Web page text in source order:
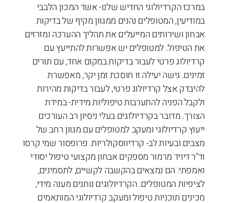
במרכז הקרדיולוגי החדיש שלנו- אשד המכון הלבבי
במודיעין, המטופלים נהנים ממגוון מקיף של בדיקות
אבחון ושירותים המייעלים את תהליך ההערכה ומזרזים
את הטיפול. למטופלים יש אפשרות להתייעץ עם
קרדיולוג פרטי לעבור בדיקות במקום אחד, עם תורים
זמינים. גישה יעילה זו חוסכת זמן יקר, מאפשרת
להיבדק אצל קרדיולוג פרטי, לעבור בדיקות מהירות
ולקבל הפניה להתערבות טיפוליות מידית- במידת
הצורך. מדובר בקרדיולוגים בעלי ניסיון רב העורכים
ייעוץ קרדיולוגי ומעקב למטופלים עם מגוון רחב של
מצבים ובעיות לב- קרדיווסקולריות. פרופסור שמי קרסו
וד"ר דיויד מרמור מספקים אבחון מקצועי טיפול יסודי
ואמפתי. הם נמצאים בהקשבה לקשיים, לתסמינים,
לציפיות המטופלים. הקרדיולוגים נותנים מענה מידי,
מכינים תוכניות טיפול ומעקב קרדיולוגי המותאמים